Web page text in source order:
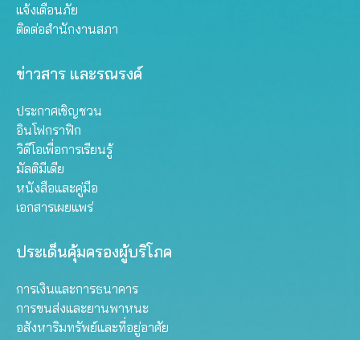
แจ้งเตือนภัย
ติดต่อสำนักงานสภา
ข่าวสาร และรณรงค์
ประกาศเชิญชวน
อินโฟกราฟิก
วิดีโอเพื่อการเรียนรู้
มัลติมีเดีย
หนังสือและคู่มือ
เอกสารเผยแพร่
ประเด็นคุ้มครองผู้บริโภค
การเงินและการธนาคาร
การขนส่งและยานพาหนะ
อสังหาริมทรัพย์และที่อยู่อาศัย